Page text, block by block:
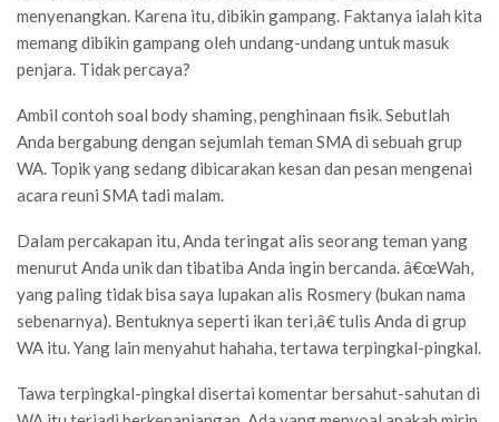
menyenangkan. Karena itu, dibikin gampang. Faktanya ialah kita
memang dibikin gampang oleh undang-undang untuk masuk
penjara. Tidak percaya?
Ambil contoh soal body shaming, penghinaan fisik. Sebutlah
Anda bergabung dengan sejumlah teman SMA di sebuah grup
WA. Topik yang sedang dibicarakan kesan dan pesan mengenai
acara reuni SMA tadi malam.
Dalam percakapan itu, Anda teringat alis seorang teman yang
menurut Anda unik dan tibatiba Anda ingin bercanda. â€œWah,
yang paling tidak bisa saya lupakan alis Rosmery (bukan nama
sebenarnya). Bentuknya seperti ikan teri,â€ tulis Anda di grup
WA itu. Yang lain menyahut hahaha, tertawa terpingkal-pingkal.
Tawa terpingkal-pingkal disertai komentar bersahut-sahutan di